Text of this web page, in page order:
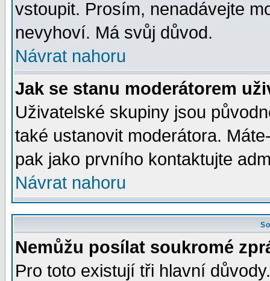
vstoupit. Prosím, nenadávejte
nevyhoví. Má svůj důvod.
Návrat nahoru
Jak se stanu moderátorem
Uživatelské skupiny jsou
také ustanovit moderátora.
pak jako prvního kontaktujte
Návrat nahoru
Nemůžu posílat soukromé
Pro toto existují tři hlavní